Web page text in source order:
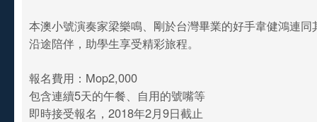
本澳小號演奏家梁樂鳴、剛於台灣畢業的好手韋健鴻連同
沿途陪伴，助學生享受精彩旅程。
報名費用：Mop2,000
包含連續5天的午餐、自用的號嘴等
即時接受報名，2018年2月9日截止